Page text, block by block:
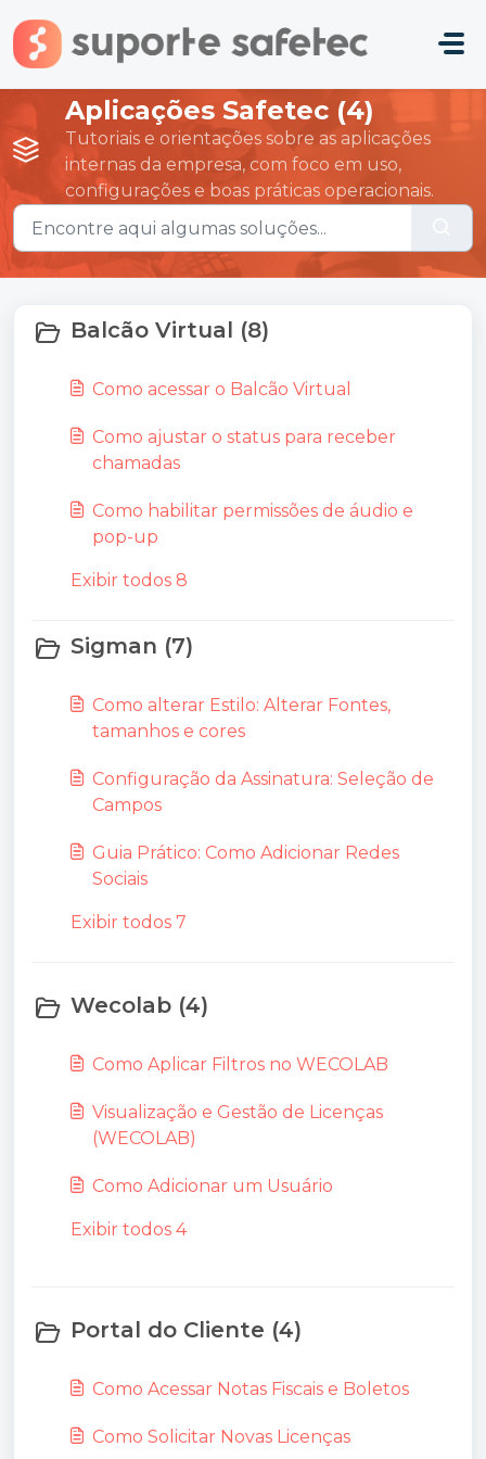
Ir para o conteúdo principal
Aplicações Safetec (4)
Tutoriais e orientações sobre as aplicações
internas da empresa, com foco em uso,
configurações e boas práticas operacionais.
Balcão Virtual (8)
Como acessar o Balcão Virtual
Como ajustar o status para receber
chamadas
Como habilitar permissões de áudio e
pop-up
Exibir todos 8
Sigman (7)
Como alterar Estilo: Alterar Fontes,
tamanhos e cores
Configuração da Assinatura: Seleção de
Campos
Guia Prático: Como Adicionar Redes
Sociais
Exibir todos 7
Wecolab (4)
Como Aplicar Filtros no WECOLAB
Visualização e Gestão de Licenças
(WECOLAB)
Como Adicionar um Usuário
Exibir todos 4
Portal do Cliente (4)
Como Acessar Notas Fiscais e Boletos
Como Solicitar Novas Licenças